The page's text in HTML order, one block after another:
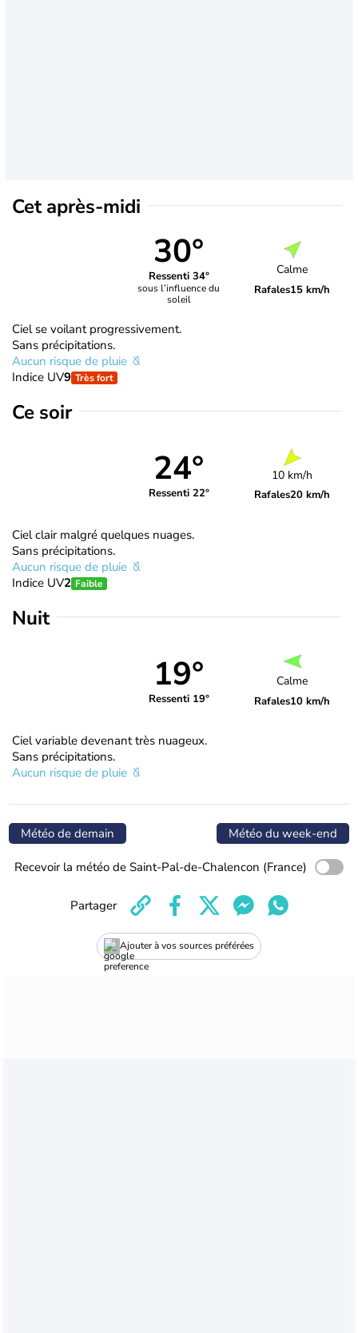
Cet après-midi
30°
Ressenti 34°
sous l’influence du
soleil
Calme
Rafales15 km/h
Ciel se voilant progressivement.
Sans précipitations.
Aucun risque de pluie
Indice UV9 Très fort
Ce soir
24°
Ressenti 22°
10 km/h
Rafales20 km/h
Ciel clair malgré quelques nuages.
Sans précipitations.
Aucun risque de pluie
Indice UV2 Faible
Nuit
19°
Ressenti 19°
Calme
Rafales10 km/h
Ciel variable devenant très nuageux.
Sans précipitations.
Aucun risque de pluie
Météo de demain Météo du week-end
Recevoir la météo de Saint-Pal-de-Chalencon (France)
Ajouter à vos sources préférées
Partager